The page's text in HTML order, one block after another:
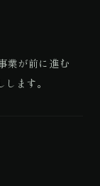
業が前に進む
ます。